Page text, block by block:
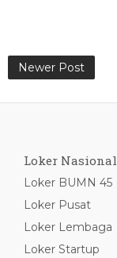
Newer Post
Loker Nasional
Loker BUMN 45
Loker Pusat
Loker Lembaga
Loker Startup